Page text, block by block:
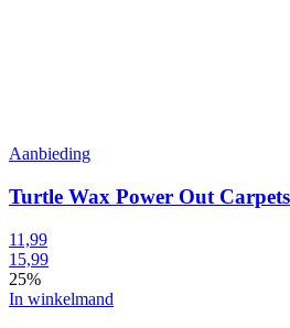
Aanbieding
Turtle Wax Power Out
11,99
15,99
25%
In winkelmand